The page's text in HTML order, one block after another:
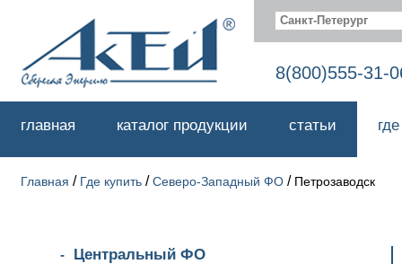
Санкт-Петерург
8(800)555-31-
главная каталог продукции статьи
Главная / Где купить /Северо-Западный ФО / Петрозаводск
Центральный ФО